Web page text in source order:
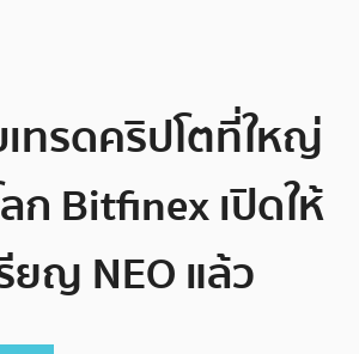
เทรดคริปโตที่ใหญ่
ก Bitfinex เปิดให้
ยญ NEO แล้ว